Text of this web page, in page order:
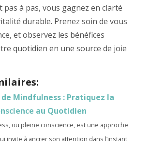
pas à pas, vous gagnez en clarté
durable. Prenez soin de vous
et observez les bénéfices
quotidien en une source de joie
de Mindfulness : Pratiquez la
au Quotidien
ou pleine conscience, est une approche
invite à ancrer son attention dans l’instant